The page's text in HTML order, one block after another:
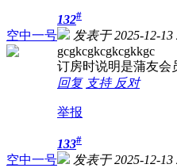
空中一号
132#
发表于 2025-12-13
gcgkcgkcgkcgkkgc
订房时说明是蒲友会
回复 支持 反对
举报
空中一号
133#
发表于 2025-12-13